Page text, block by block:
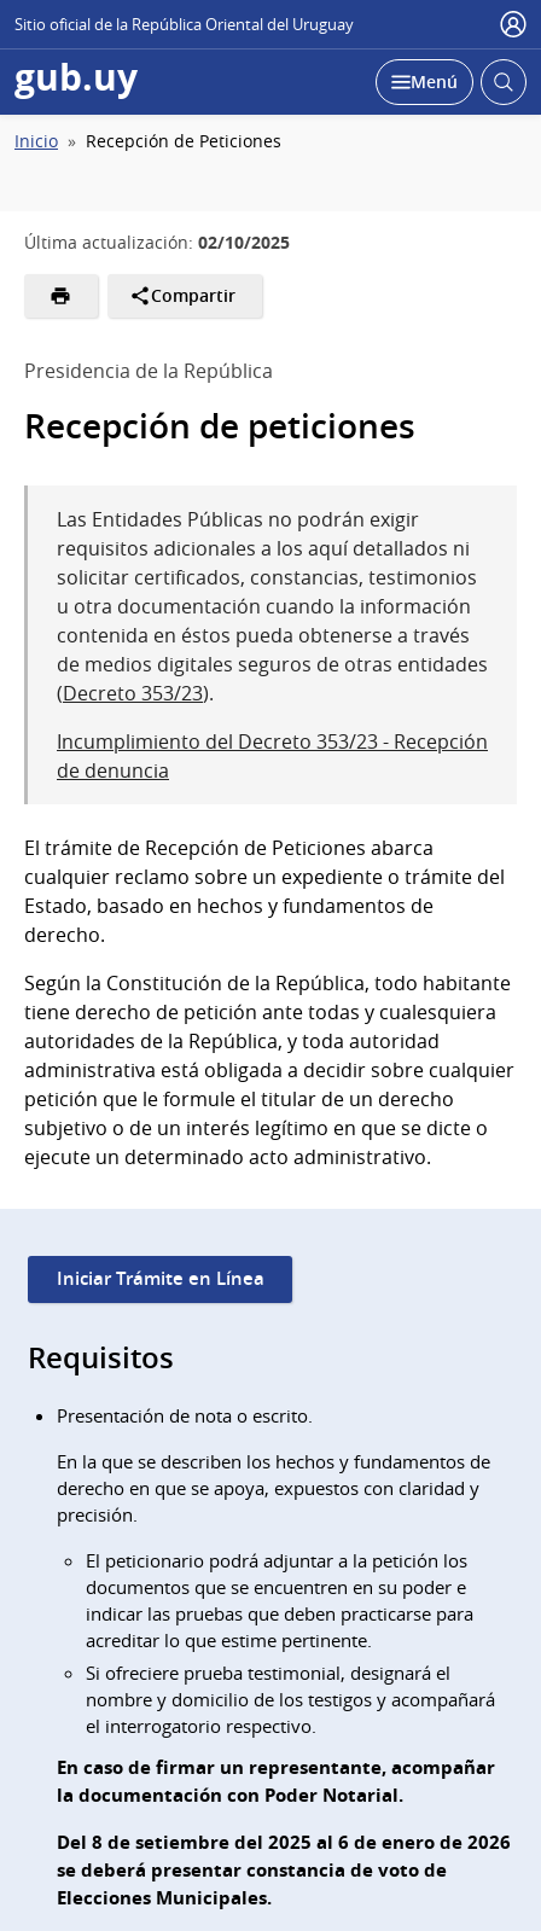
Sitio oficial de la República Oriental del Uruguay
gub.uy Desplegar
Menú Abrir
Ruta
Inicio Recepción de Peticiones
Última actualización: 02/10/2025
Compartir
Presidencia de la República
Recepción de peticiones
Las Entidades Públicas no podrán exigir
requisitos adicionales a los aquí detallados ni
solicitar certificados, constancias, testimonios
u otra documentación cuando la información
contenida en éstos pueda obtenerse a través
de medios digitales seguros de otras entidades
(Decreto 353/23).
Incumplimiento del Decreto 353/23 - Recepción
de denuncia
El trámite de Recepción de Peticiones abarca
cualquier reclamo sobre un expediente o trámite del
Estado, basado en hechos y fundamentos de
derecho.
Según la Constitución de la República, todo habitante
tiene derecho de petición ante todas y cualesquiera
autoridades de la República, y toda autoridad
administrativa está obligada a decidir sobre cualquier
petición que le formule el titular de un derecho
subjetivo o de un interés legítimo en que se dicte o
ejecute un determinado acto administrativo.
Iniciar Trámite en Línea
Requisitos
Presentación de nota o escrito.
En la que se describen los hechos y fundamentos de
derecho en que se apoya, expuestos con claridad y
precisión.
El peticionario podrá adjuntar a la petición los
documentos que se encuentren en su poder e
indicar las pruebas que deben practicarse para
acreditar lo que estime pertinente.
Si ofreciere prueba testimonial, designará el
nombre y domicilio de los testigos y acompañará
el interrogatorio respectivo.
En caso de firmar un representante, acompañar
la documentación con Poder Notarial.
Del 8 de setiembre del 2025 al 6 de enero de 2026
se deberá presentar constancia de voto de
Elecciones Municipales.